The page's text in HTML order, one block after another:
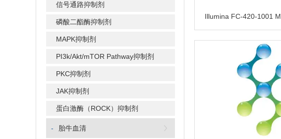
信号通路抑制剂
磷酸二酯酶抑制剂
MAPK抑制剂
PI3k/Akt/mTOR Pathway抑制剂
PKC抑制剂
JAK抑制剂
蛋白激酶（ROCK）抑制剂
- 胎牛血清